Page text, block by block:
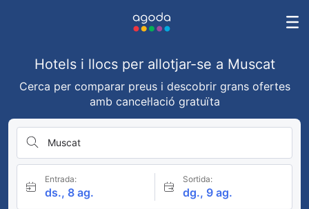
Hotels i llocs per allotjar-se a Muscat
Cerca per comparar preus i descobrir grans ofertes
amb cancel·lació gratuïta
Muscat
Entrada:
ds., 8 ag.
Sortida:
dg., 9 ag.